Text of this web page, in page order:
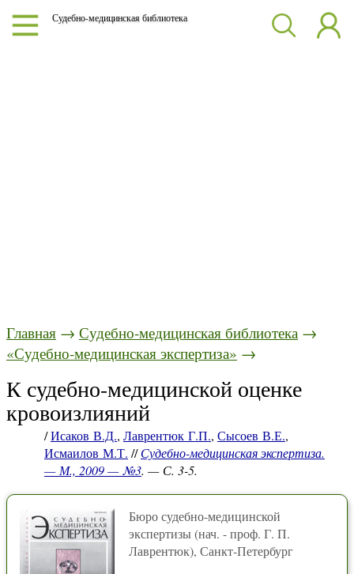
Судебно-медицинская библиотека
Главная → Судебно-медицинская библиотека →
«Судебно-медицинская экспертиза» →
К судебно-медицинской оценке
кровоизлияний
/Исаков В.Д., Лаврентюк Г.П., Сысоев В.Е.,
Исмаилов М.Т. //Судебно-медицинская экспертиза.
— М., 2009 — №3. — С. 3-5.
Бюро судебно-медицинской
экспертизы (нач. - проф. Г. П.
Лаврентюк), Санкт-Петербург